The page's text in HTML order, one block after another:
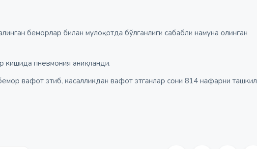
беморлар билан мулоқотда бўлганлиги сабабли намуна олинган
пневмония аниқланди.
вафот этиб, касалликдан вафот этганлар сони 814 нафарни ташкил